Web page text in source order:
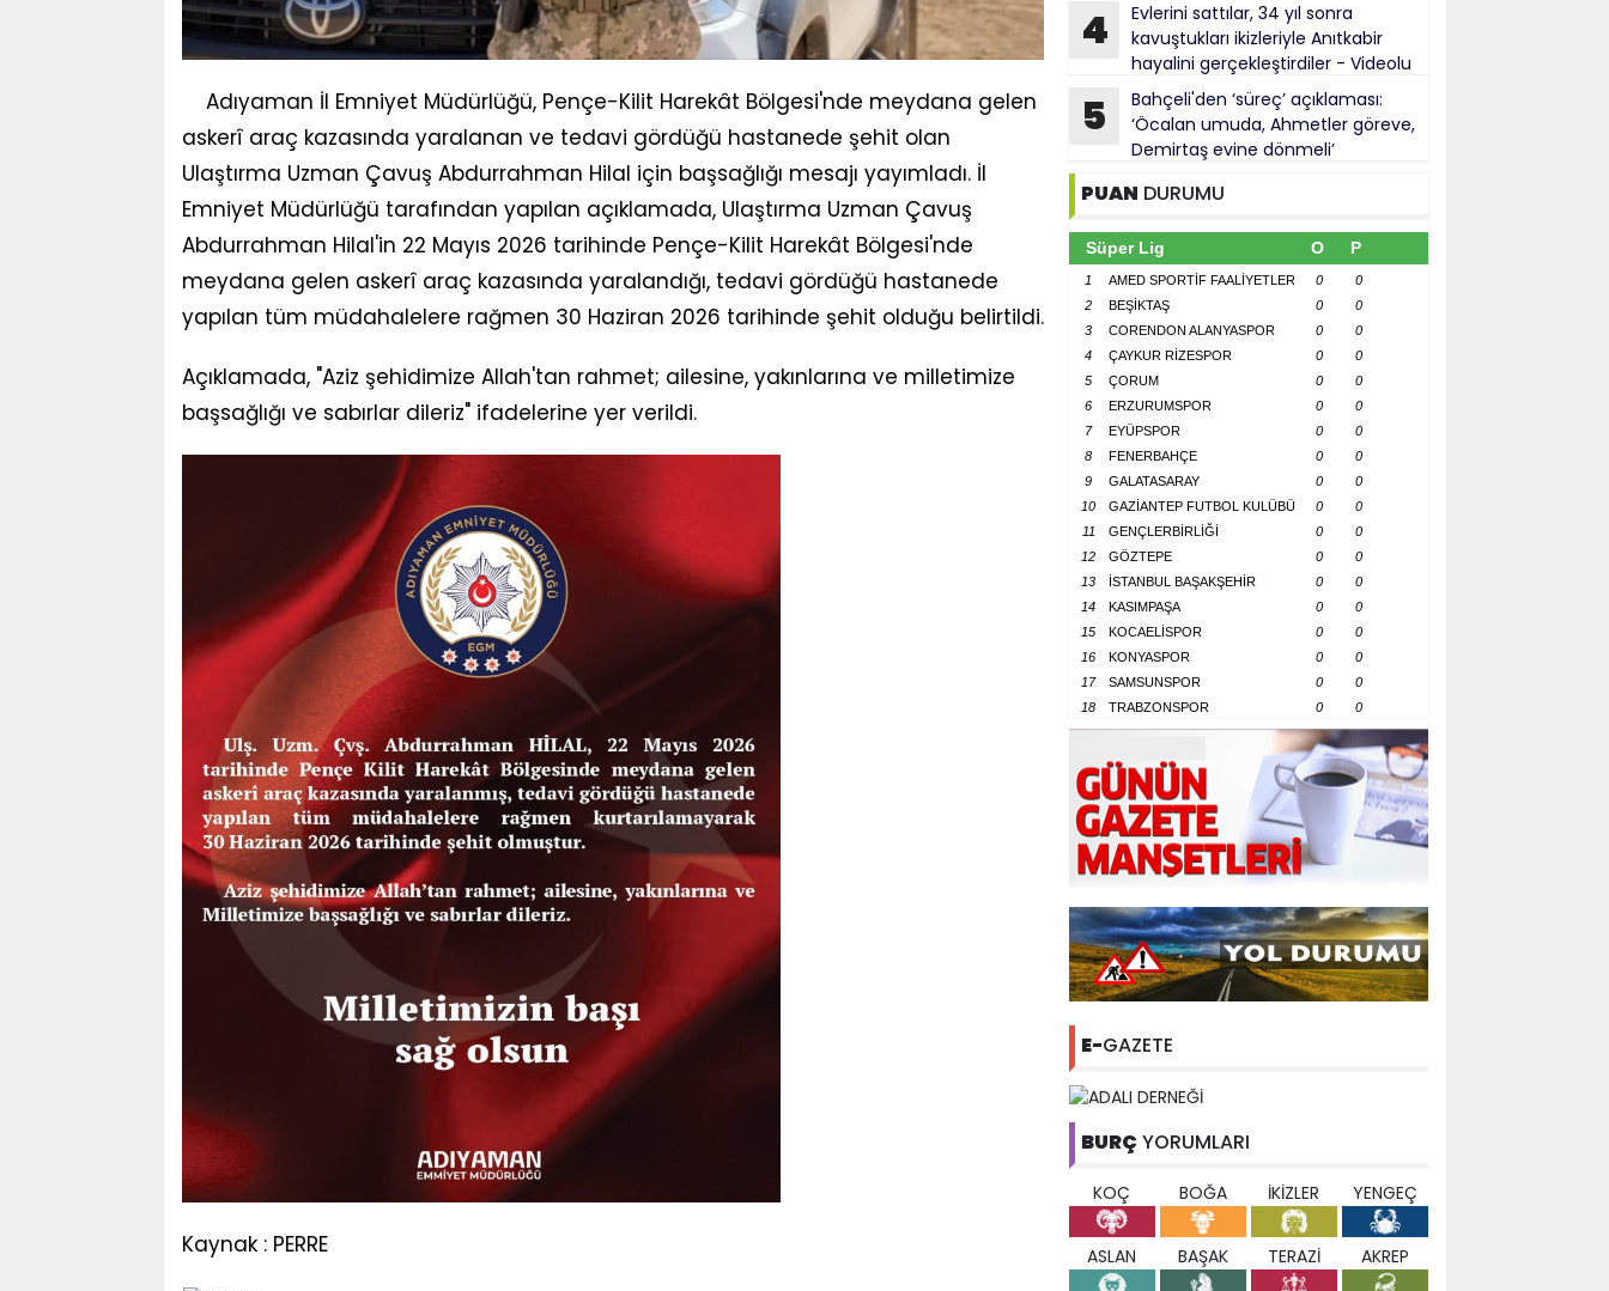
Adıyaman İl Emniyet Müdürlüğü, Pençe-Kilit Harekât Bölgesi'nde meydana gelen
askerî araç kazasında yaralanan ve tedavi gördüğü hastanede şehit olan
Ulaştırma Uzman Çavuş Abdurrahman Hilal için başsağlığı mesajı yayımladı. İl
Emniyet Müdürlüğü tarafından yapılan açıklamada, Ulaştırma Uzman Çavuş
Abdurrahman Hilal'in 22 Mayıs 2026 tarihinde Pençe-Kilit Harekât Bölgesi'nde
meydana gelen askerî araç kazasında yaralandığı, tedavi gördüğü hastanede
yapılan tüm müdahalelere rağmen 30 Haziran 2026 tarihinde şehit olduğu belirtildi.
Açıklamada, "Aziz şehidimize Allah'tan rahmet; ailesine, yakınlarına ve milletimize
başsağlığı ve sabırlar dileriz" ifadelerine yer verildi.
Kaynak : PERRE
4
Evlerini sattılar, 34 yıl sonra
kavuştukları ikizleriyle Anıtkabir
hayalini gerçekleştirdiler - Videolu
5
Bahçeli'den ‘süreç’ açıklaması:
‘Öcalan umuda, Ahmetler göreve,
Demirtaş evine dönmeli’
PUAN DURUMU
Süper Lig O P
1 AMED SPORTİF FAALİYETLER 0
0
2
BEŞİKTAŞ 0
0
3
CORENDON ALANYASPOR 0
0
4
ÇAYKUR RİZESPOR 0
0
5
ÇORUM 0
0
6
ERZURUMSPOR 0
0
7
EYÜPSPOR 0
0
8
FENERBAHÇE 0
0
9
GALATASARAY 0
0
10
GAZİANTEP FUTBOL KULÜBÜ 0
0
11
GENÇLERBİRLİĞİ 0
0
12
GÖZTEPE 0
0
13
İSTANBUL BAŞAKŞEHİR 0
0
14
KASIMPAŞA 0
0
15
KOCAELİSPOR 0
0
16
KONYASPOR 0
0
17
SAMSUNSPOR 0
0
18
TRABZONSPOR 0 0
E-GAZETE
BURÇ YORUMLARI
KOÇ BOĞA İKİZLER YENGEÇ
ASLAN BAŞAK TERAZİ AKREP